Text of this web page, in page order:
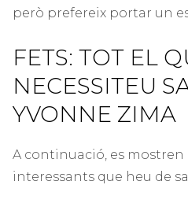
però prefereix portar un
FETS: TOT EL
NECESSITEU
YVONNE ZIMA
A continuació, es
interessants que heu de